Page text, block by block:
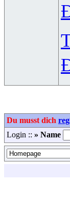
Du musst dich
Login :: » Name